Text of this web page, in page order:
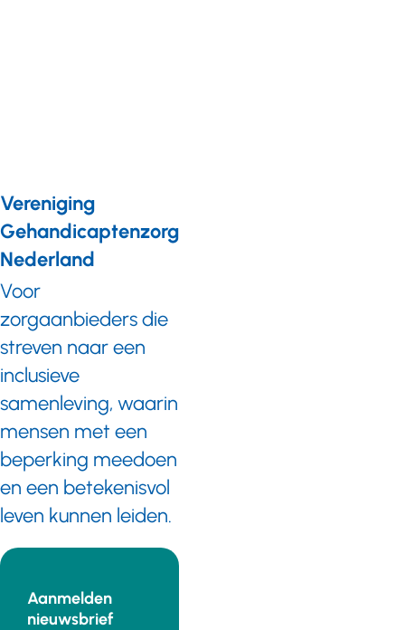
Vereniging
Gehandicaptenzorg
Nederland
Voor
zorgaanbieders die
streven naar een
inclusieve
samenleving, waarin
mensen met een
beperking meedoen
en een betekenisvol
leven kunnen leiden.
Aanmelden
nieuwsbrief